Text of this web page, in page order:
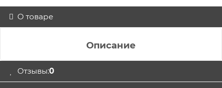
О товаре
Описание
Отзывы:0